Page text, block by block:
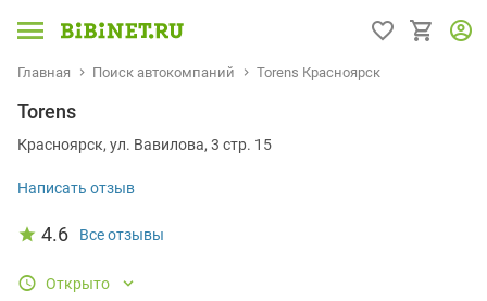
Главная Поиск автокомпаний Torens Красноярск
Torens
Красноярск, ул. Вавилова, 3 стр. 15
Написать отзыв
4.6 Все отзывы
Открыто